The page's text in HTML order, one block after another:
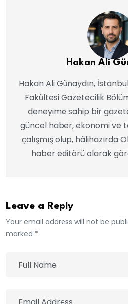
Hakan Ali
Hakan Ali Günaydın,
Fakültesi Gazetecilik
deneyime sahip bir
güncel haber, ekonomi ve
çalışmış olup, hâlihazırda
haber editörü olarak
Leave a Reply
Your email address will not be
marked *